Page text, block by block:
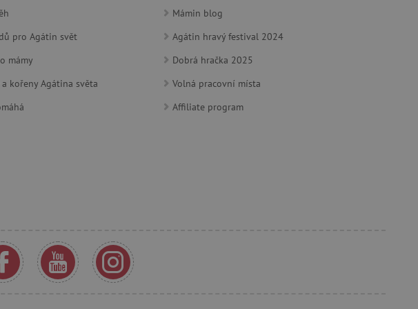
pro Agátin svět
mámy
kořeny Agátina světa
Mámin blog
Agátin hravý festival 2024
Dobrá hračka 2025
Volná pracovní místa
Affiliate program
To je pro web přínosné, aby bylo možné podávat
To je pro web přínosné, aby bylo možné podávat
zprávy o používání jejich webových stránek.
chat
chat